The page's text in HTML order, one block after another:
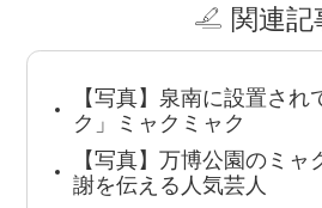
関連記
【写真】泉南に設置され
ク」ミャクミャク
【写真】万博公園のミ
謝を伝える人気芸人